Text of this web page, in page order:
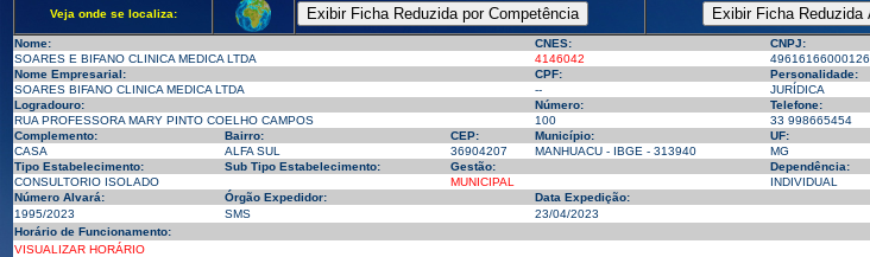
Veja onde se localiza:
Nome: CNES:
CNPJ:
SOARES E BIFANO CLINICA MEDICA LTDA
4146042
49616166000126
Nome Empresarial:
CPF:
Personalidade:
SOARES BIFANO CLINICA MEDICA LTDA
--
JURÍDICA
Logradouro:
Número:
Telefone:
RUA PROFESSORA MARY PINTO COELHO CAMPOS
100
33 998665454
Complemento:
Bairro: CEP: Município:
UF:
CASA
ALFA SUL 36904207 MANHUACU - IBGE - 313940
MG
Tipo Estabelecimento:
Sub Tipo Estabelecimento: Gestão:
Dependência:
CONSULTORIO ISOLADO
MUNICIPAL
INDIVIDUAL
Número Alvará:
Órgão Expedidor:
Data Expedição:
1995/2023
SMS
23/04/2023
Horário de Funcionamento:
VISUALIZAR HORÁRIO